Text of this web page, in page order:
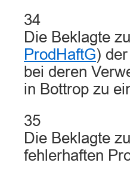
34
Die Beklagte
ProdHaftG)
bei deren
in Bottrop zu
35
Die Beklagte
fehlerhaften